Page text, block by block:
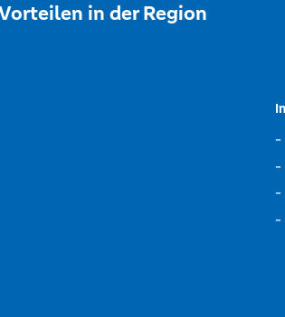
in der Region